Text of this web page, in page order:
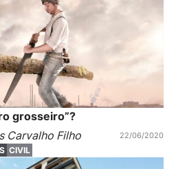
grosseiro”?
Carvalho Filho
22/06/2020
CIVIL